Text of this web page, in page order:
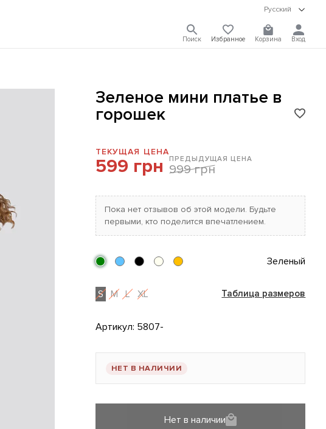
Русский
Поиск Избранное Корзина Вход
Зеленое мини платье в
горошек
ТЕКУЩАЯ ЦЕНА
599 грн ПРЕДЫДУЩАЯ ЦЕНА
999 грн
Пока нет отзывов об этой модели. Будьте
первыми, кто поделится впечатлением.
Зеленый
S M L XL Таблица размеров
Артикул: 5807-
НЕТ В НАЛИЧИИ
Нет в наличии